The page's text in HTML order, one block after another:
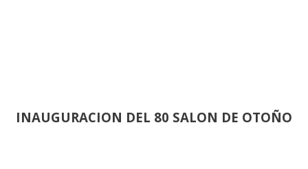
INAUGURACION DEL 80 SALON DE OTOÑO